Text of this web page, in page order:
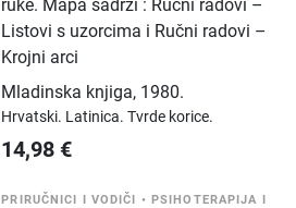
ruke. Mapa sadrži : Ručni radovi –
Listovi s uzorcima i Ručni radovi –
Krojni arci
Mladinska knjiga, 1980.
Hrvatski. Latinica.Tvrde korice.
14,98 €
PRIRUČNICI I VODIČI • PSIHOTERAPIJA I